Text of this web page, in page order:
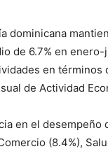
dominicana
de 6.7% en
en términos
de Actividad
en el
(8.4%),